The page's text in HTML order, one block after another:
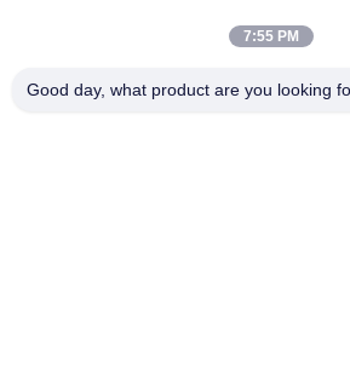
Téléphone
7:55 PM
Good day, what product are you looking